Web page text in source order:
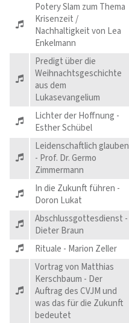
Potery Slam zum Thema
Krisenzeit /
Nachhaltigkeit von Lea
Enkelmann
Predigt über die
Weihnachtsgeschichte
aus dem
Lukasevangelium
Lichter der Hoffnung -
Esther Schübel
Leidenschaftlich glauben
- Prof. Dr. Germo
Zimmermann
In die Zukunft führen -
Doron Lukat
Abschlussgottesdienst -
Dieter Braun
Rituale - Marion Zeller
Vortrag von Matthias
Kerschbaum - Der
Auftrag des CVJM und
was das für die Zukunft
bedeutet